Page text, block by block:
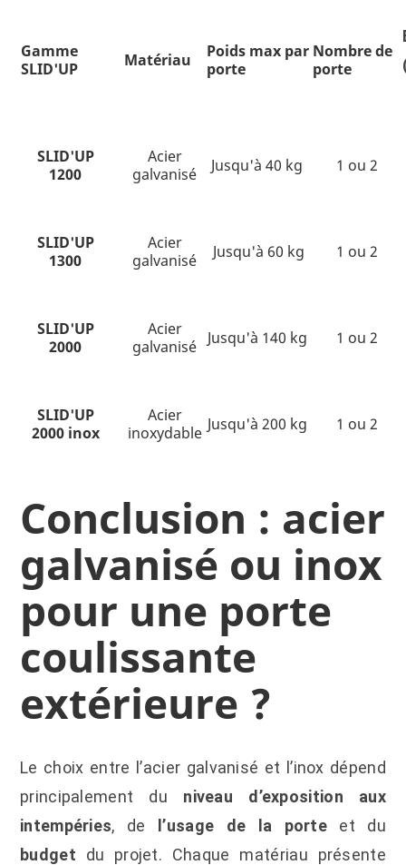
Gamme
SLID'UP
Matériau
Poids max par
porte
Nombre de
porte
SLID'UP
1200
Acier
galvanisé
Jusqu'à 40 kg 1 ou 2
SLID'UP
1300
Acier
galvanisé
Jusqu'à 60 kg 1 ou 2
SLID'UP
2000
Acier
galvanisé Jusqu'à 140 kg 1 ou 2
SLID'UP
2000 inox
Acier
inoxydable Jusqu'à 200 kg 1 ou 2
Conclusion : acier
galvanisé ou inox
pour une porte
coulissante
extérieure ?
Le choix entre l’acier galvanisé et l’inox dépend
principalement du niveau d’exposition aux
intempéries, de l’usage de la porte et du
budget du projet. Chaque matériau présente